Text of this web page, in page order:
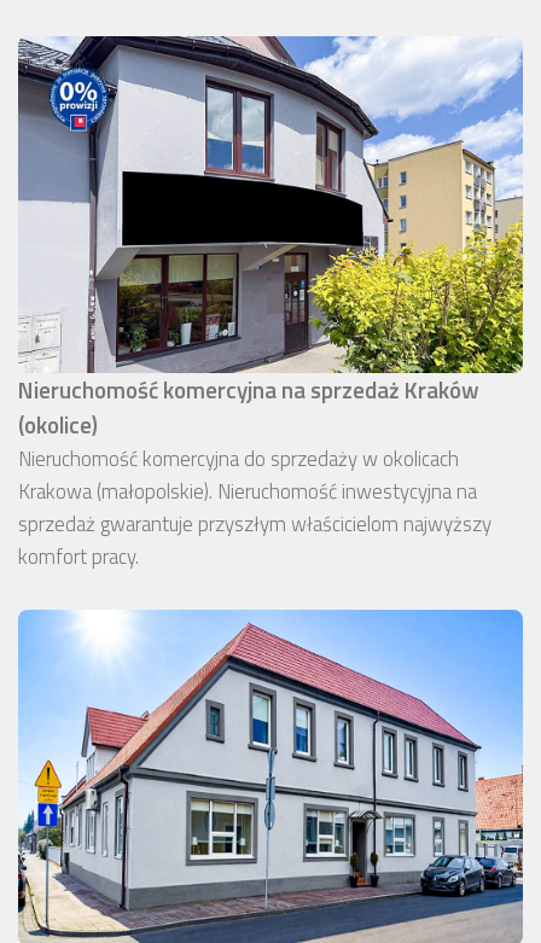
Nieruchomość komercyjna na sprzedaż Kraków
(okolice)
Nieruchomość komercyjna do sprzedaży w okolicach
Krakowa (małopolskie). Nieruchomość inwestycyjna na
sprzedaż gwarantuje przyszłym właścicielom najwyższy
komfort pracy.